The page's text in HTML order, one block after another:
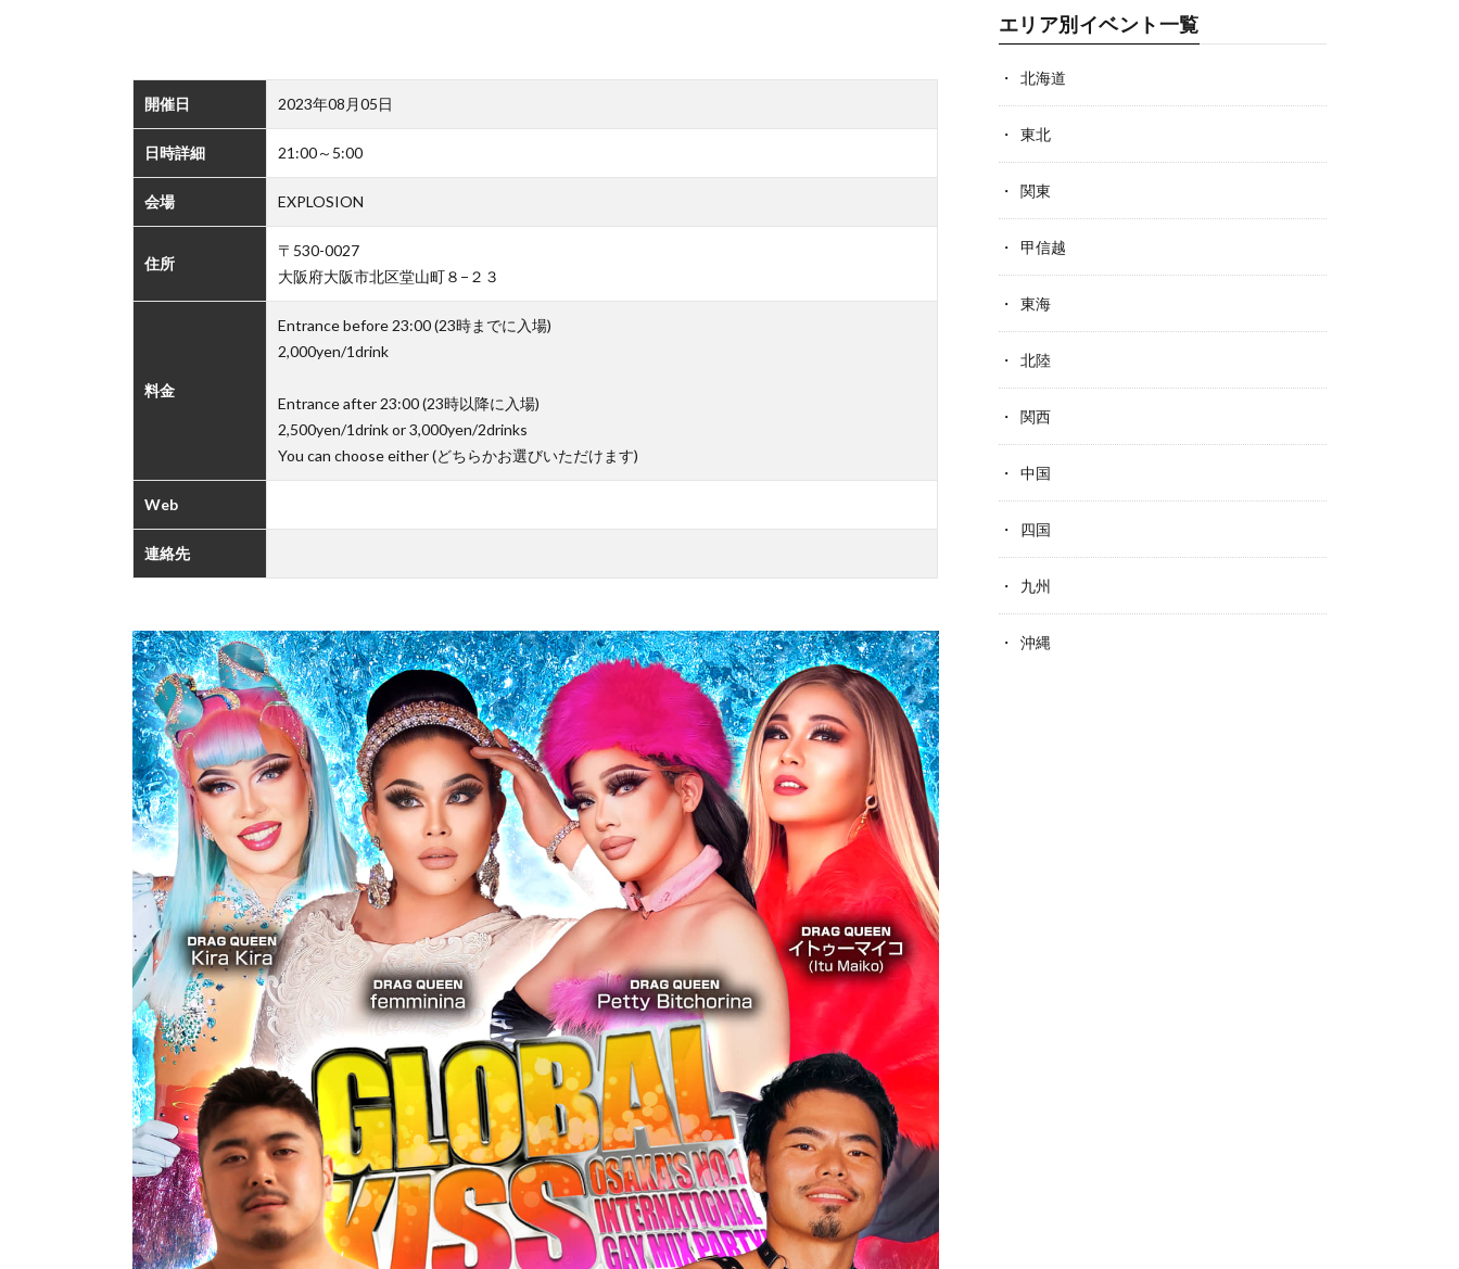
開催日 2023年08月05日
日時詳細 21:00～5:00
会場 EXPLOSION
住所
〒530-0027
大阪府大阪市北区堂山町８−２３
料金
Entrance before 23:00 (23時までに入場)
2,000yen/1drink
Entrance after 23:00 (23時以降に入場)
2,500yen/1drink or 3,000yen/2drinks
You can choose either (どちらかお選びいただけます)
Web
連絡先
エリア別イベント一覧
北海道
東北
関東
甲信越
東海
北陸
関西
中国
四国
九州
沖縄